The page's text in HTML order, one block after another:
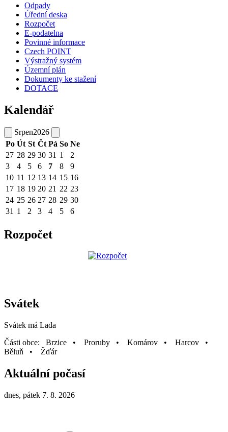
Odpady
Úřední deska
Rozpočet
E-podatelna
Povinné informace
Czech POINT
Výstražný systém
Územní plán
Dokumenty ke stažení
DOTACE
Kalendář
Srpen2026
Po Út St Čt Pá So Ne
27 28 29 30 31 1
2
3
4 5 6 7 8
9
10 11 12 13 14 15 16
17 18 19 20 21 22 23
24 25 26 27 28 29 30
31 1 2 3 4 5 6
Rozpočet
Svátek
Svátek má Lada
Části obce: Brzice • Proruby • Komárov • Harcov •
Běluň • Žďár
Aktuální počasí
dnes, pátek 7. 8. 2026